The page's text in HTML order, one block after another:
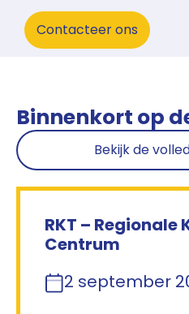
Contacteer ons
Binnenkort op
Bekijk de
RKT –
Centrum
2 september